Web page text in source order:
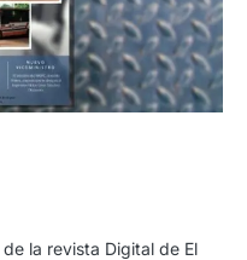
la revista Digital de El